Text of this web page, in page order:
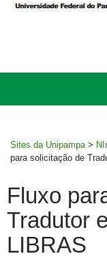
Sites da Unipampa >
para solicitação de
Fluxo
Tradutor
LIBRAS